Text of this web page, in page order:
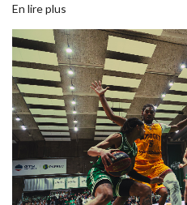
En lire plus